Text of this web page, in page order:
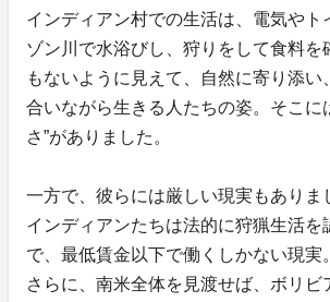
インディアン村での生活は、電気やト
ゾン川で水浴びし、狩りをして食料を
もないように見えて、自然に寄り添い
合いながら生きる人たちの姿。そこに
さ”がありました。
一方で、彼らには厳しい現実もありま
インディアンたちは法的に狩猟生活を
で、最低賃金以下で働くしかない現実。
さらに、南米全体を見渡せば、ボリビ